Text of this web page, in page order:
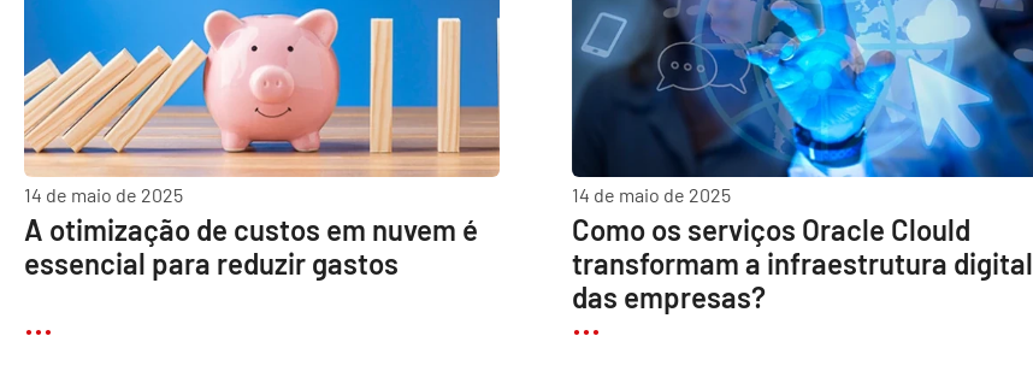
14 de maio de 2025
A otimização de custos em nuvem é
essencial para reduzir gastos
14 de maio de 2025
Como os serviços Oracle Clould
transformam a infraestrutura digital
das empresas?